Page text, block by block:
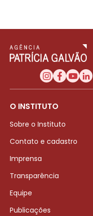
O INSTITUTO
Sobre o Instituto
Contato e cadastro
Imprensa
Transparência
Equipe
Publicações